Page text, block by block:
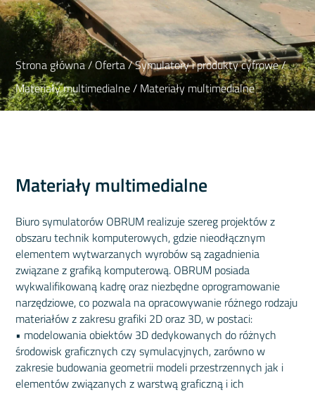
Strona główna/Oferta/Symulatory i produkty cyfrowe/
Materiały multimedialne/ Materiały multimedialne
Materiały multimedialne
Biuro symulatorów OBRUM realizuje szereg projektów z
obszaru technik komputerowych, gdzie nieodłącznym
elementem wytwarzanych wyrobów są zagadnienia
związane z grafiką komputerową. OBRUM posiada
wykwalifikowaną kadrę oraz niezbędne oprogramowanie
narzędziowe, co pozwala na opracowywanie różnego rodzaju
materiałów z zakresu grafiki 2D oraz 3D, w postaci:
• modelowania obiektów 3D dedykowanych do różnych
środowisk graficznych czy symulacyjnych, zarówno w
zakresie budowania geometrii modeli przestrzennych jak i
elementów związanych z warstwą graficzną i ich